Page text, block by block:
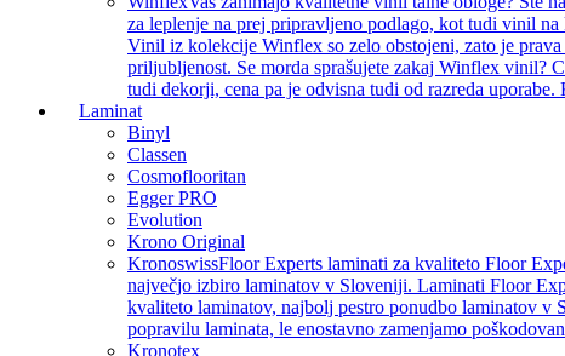
za leplenje na prej pripravljeno podlago, kot tudi vinil
Vinil iz kolekcije Winflex so zelo obstojeni, zato je
priljubljenost. Se morda sprašujete zakaj Winflex vinil?
tudi dekorji, cena pa je odvisna tudi od razreda
Laminat
Binyl
Classen
Cosmoflooritan
Egger PRO
Evolution
Krono Original
KronoswissFloor Experts laminati za kvaliteto Floor
največjo izbiro laminatov v Sloveniji. Laminati Floor
kvaliteto laminatov, najbolj pestro ponudbo laminatov v
popravilu laminata, le enostavno zamenjamo
Kronotex